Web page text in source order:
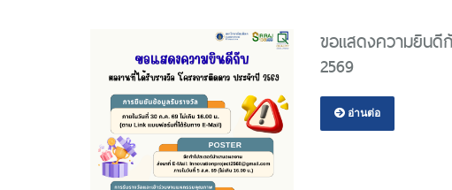
ขอแสดงความยินดี
2569
อ่านต่อ